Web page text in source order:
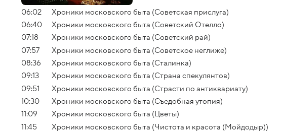
06:02
Хроники московского быта (Советская прислуга)
06:40
Хроники московского быта (Советский Отелло)
07:18
Хроники московского быта (Советский рай)
07:57
Хроники московского быта (Советское неглиже)
08:36
Хроники московского быта (Сталинка)
09:13
Хроники московского быта (Страна спекулянтов)
09:51
Хроники московского быта (Страсти по антиквариату)
10:30
Хроники московского быта (Съедобная утопия)
11:09
Хроники московского быта (Цветы)
11:45
Хроники московского быта (Чистота и красота (Мойдодыр))